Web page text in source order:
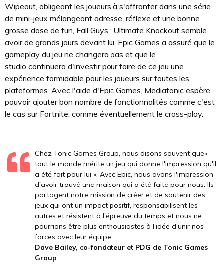
Wipeout, obligeant les joueurs à s'affronter dans une série
de mini-jeux mélangeant adresse, réflexe et une bonne
grosse dose de fun, Fall Guys : Ultimate Knockout semble
avoir de grands jours devant lui. Epic Games a assuré que le
gameplay du jeu ne changera pas et que le
studio continuera d'investir pour faire de ce jeu une
expérience formidable pour les joueurs sur toutes les
plateformes. Avec l'aide d'Epic Games, Mediatonic espère
pouvoir ajouter bon nombre de fonctionnalités comme c'est
le cas sur Fortnite, comme éventuellement le cross-play.
Chez Tonic Games Group, nous disons souvent que«
tout le monde mérite un jeu qui donne l'impression qu'il
a été fait pour lui ». Avec Epic, nous avons l'impression
d'avoir trouvé une maison qui a été faite pour nous. Ils
partagent notre mission de créer et de soutenir des
jeux qui ont un impact positif, responsabilisent les
autres et résistent à l'épreuve du temps et nous ne
pourrions être plus enthousiastes à l'idée d'unir nos
forces avec leur équipe.
Dave Bailey, co-fondateur et PDG de Tonic Games
Group